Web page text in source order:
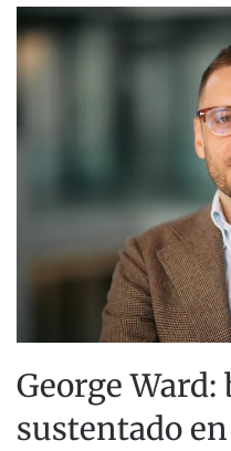
George
sustentado